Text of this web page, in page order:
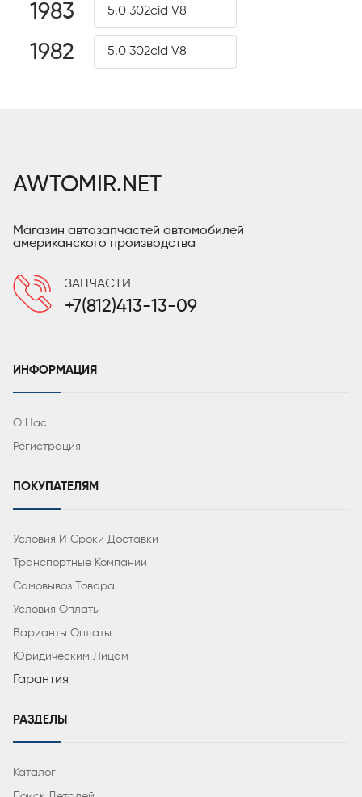
1983 5.0 302cid V8
1982 5.0 302cid V8
AWTOMIR.NET
Магазин автозапчастей автомобилей
американского производства
ЗАПЧАСТИ
+7(812)413-13-09
ИНФОРМАЦИЯ
О Нас
Регистрация
ПОКУПАТЕЛЯМ
Условия И Сроки Доставки
Транспортные Компании
Самовывоз Товара
Условия Оплаты
Варианты Оплаты
Юридическим Лицам
Гарантия
РАЗДЕЛЫ
Каталог